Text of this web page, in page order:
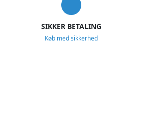
SIKKER BETALING
Køb med sikkerhed